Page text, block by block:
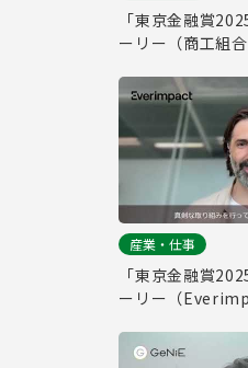
「東京金融賞
ーリー（商工組
2025" Success
Chukin Bank)
産業・仕事
「東京金融賞
ーリー（
Story